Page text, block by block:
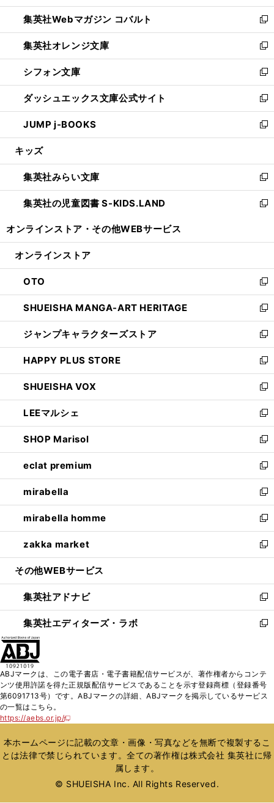
開
く
ウ
で
開
く
ン
ド
ウ
で
開
く
ウ
ィ
ン
ド
ウ
で
開
く
集英社Webマガジン コバルト
新
し
い
ウ
ィ
ン
ド
ウ
で
開
集英社オレンジ文庫
新
し
い
ウ
ィ
ン
ド
ウ
開
く
シフォン文庫
新
し
い
ウ
ィ
ン
ウ
で
開
く
ダッシュエックス文庫公式サイト
新
し
い
ウ
ン
ド
ウ
で
JUMP j-BOOKS
新
し
ウ
ィ
ン
ド
開
キッズ
集英社みらい文庫
新
し
い
ン
ウ
で
開
く
集英社の児童図書 S-KIDS.LAND
新
ウ
ン
ド
ウ
で
開
く
オンラインストア・ その他WEBサービス
オンラインストア
OTO
新
し
い
ウ
ィ
ン
ド
ウ
で
開
く
SHUEISHA MANGA-ART HERITAGE
新
し
い
ウ
ィ
ン
ド
ウ
で
開
く
ジャンプキャラクターズストア
新
し
い
ウ
ィ
ン
ド
ウ
で
開
く
HAPPY PLUS STORE
新
し
い
ウ
ィ
ン
ド
ウ
で
開
く
SHUEISHA VOX
新
し
い
ウ
ィ
ン
ド
ウ
で
開
く
LEEマルシェ
新
し
い
ウ
ィ
ン
ド
ウ
で
開
く
SHOP Marisol
新
し
い
ウ
ィ
ン
ド
ウ
で
開
eclat premium
新
し
い
ウ
ィ
ン
ド
ウ
開
く
mirabella
新
し
い
ウ
ィ
ン
ウ
で
開
く
mirabella homme
新
し
い
ウ
ン
ド
ウ
で
zakka market
新
し
ウ
ィ
ン
ド
く
その他WEBサービス
集英社アドナビ
新
し
い
ド
ウ
で
集英社エディターズ・ラボ
新
ィ
ン
ド
開
く
ABJマークは、この電子書店・電子書籍配信サービスが、著作権者からコンテ
ンツ使用許諾を得た正規版配信サービスであることを示す登録商標（登録番号
第6091713号）です。ABJマークの詳細、ABJマークを掲示しているサービス
の一覧はこちら。
https://aebs.or.jp/
新
い
ウ
ィ
ウ
本ホームページに記載の文章・画像・写真などを無断で複製するこ
とは法律で禁じられています。全ての著作権は株式会社 集英社に帰
属します。
© SHUEISHA Inc. All Rights Reserved.